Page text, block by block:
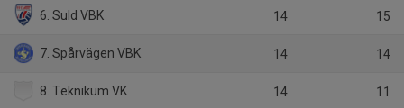
6. Suld VBK 14 15
7. Spårvägen VBK 14 14
8. Teknikum VK 14 11